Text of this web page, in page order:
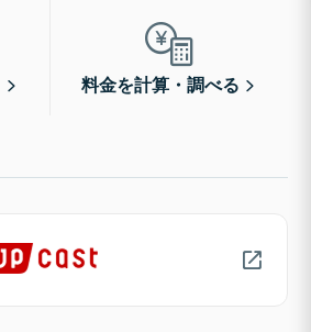
料金を計算・調べる